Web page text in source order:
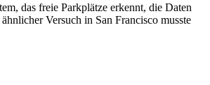
das freie Parkplätze erkennt, die Daten
Versuch in San Francisco musste